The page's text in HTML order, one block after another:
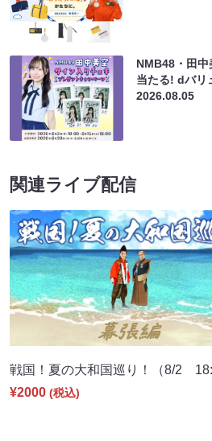
NMB48・田
当たる! dバリ
2026.08.05
関連ライブ配信
戦国！夏の大和国巡り！（8/2
¥2000 (税込)